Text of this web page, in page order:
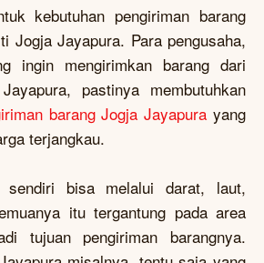
kebutuhan pengiriman barang
Jogja Jayapura. Para pengusaha,
ingin mengirimkan barang dari
pastinya membutuhkan
barang Jogja Jayapura yang
terjangkau.
sendiri bisa melalui darat, laut,
itu tergantung pada area
tujuan pengiriman barangnya.